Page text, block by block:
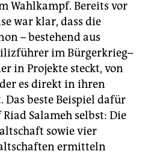
Wahlkampf. Bereits vor
war klar, dass die
– bestehend aus
im Bürgerkrieg–
in Projekte steckt, von
es direkt in ihren
Das beste Beispiel dafür
Salameh selbst: Die
sowie vier
ermitteln